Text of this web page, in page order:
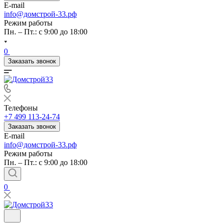
E-mail
info@домстрой-33.рф
Режим работы
Пн. – Пт.: с 9:00 до 18:00
0
Заказать звонок
Телефоны
+7 499 113-24-74
Заказать звонок
E-mail
info@домстрой-33.рф
Режим работы
Пн. – Пт.: с 9:00 до 18:00
0